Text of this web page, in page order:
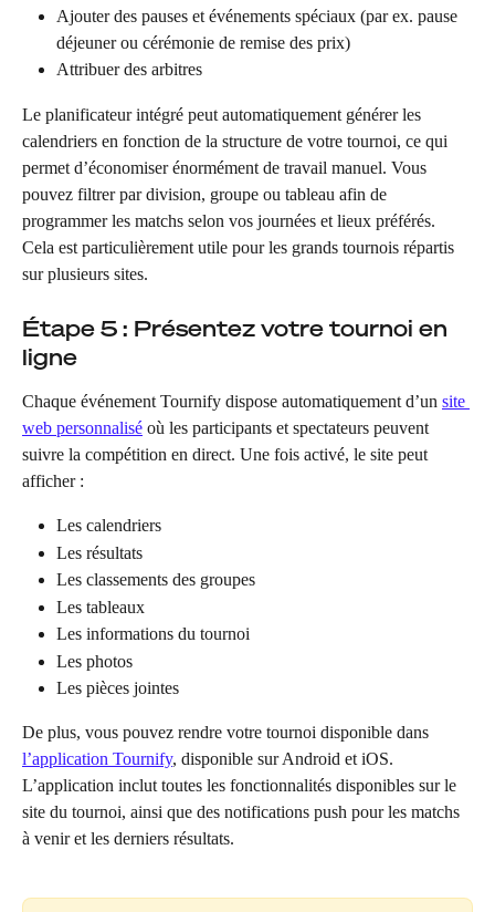
Ajouter des pauses et événements spéciaux (par ex. pause
déjeuner ou cérémonie de remise des prix)
Attribuer des arbitres
Le planificateur intégré peut automatiquement générer les
calendriers en fonction de la structure de votre tournoi, ce qui
permet d’économiser énormément de travail manuel. Vous
pouvez filtrer par division, groupe ou tableau afin de
programmer les matchs selon vos journées et lieux préférés.
Cela est particulièrement utile pour les grands tournois répartis
sur plusieurs sites.
Étape 5 : Présentez votre tournoi en
ligne
Chaque événement Tournify dispose automatiquement d’un site
web personnalisé où les participants et spectateurs peuvent
suivre la compétition en direct. Une fois activé, le site peut
afficher :
Les calendriers
Les résultats
Les classements des groupes
Les tableaux
Les informations du tournoi
Les photos
Les pièces jointes
De plus, vous pouvez rendre votre tournoi disponible dans
l’application Tournify, disponible sur Android et iOS.
L’application inclut toutes les fonctionnalités disponibles sur le
site du tournoi, ainsi que des notifications push pour les matchs
à venir et les derniers résultats.